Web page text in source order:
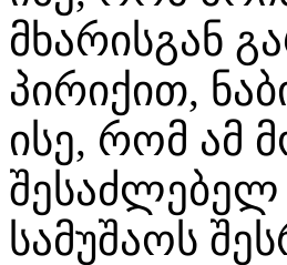
მხარისგან
პირიქით,
ისე, რომ ამ
შესაძლებელ
სამუშაოს